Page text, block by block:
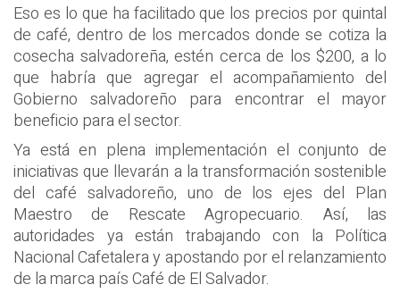
Eso es lo que ha facilitado que los precios por quintal
de café, dentro de los mercados donde se cotiza la
cosecha salvadoreña, estén cerca de los $200, a lo
que habría que agregar el acompañamiento del
Gobierno salvadoreño para encontrar el mayor
beneficio para el sector.
Ya está en plena implementación el conjunto de
iniciativas que llevarán a la transformación sostenible
del café salvadoreño, uno de los ejes del Plan
Maestro de Rescate Agropecuario. Así, las
autoridades ya están trabajando con la Política
Nacional Cafetalera y apostando por el relanzamiento
de la marca país Café de El Salvador.